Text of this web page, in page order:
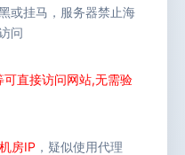
或挂马，服务器禁止海
问
直接访问网站,无需验
机房IP ，疑似使用代理